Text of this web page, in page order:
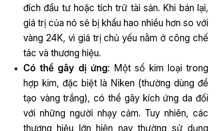
đích đầu tư hoặc tích trữ tài sản. Khi bán lại,
giá trị của nó sẽ bị khấu hao nhiều hơn so với
vàng 24K, vì giá trị chủ yếu nằm ở công chế
tác và thương hiệu.
Có thể gây dị ứng: Một số kim loại trong
hợp kim, đặc biệt là Niken (thường dùng để
tạo vàng trắng), có thể gây kích ứng da đối
với những người nhạy cảm. Tuy nhiên, các
thương hiệu lớn hiện nay thường sử dụng